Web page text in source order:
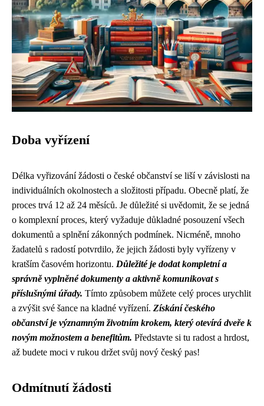
Doba vyřízení
Délka vyřizování žádosti o české občanství se liší v závislosti na
individuálních okolnostech a složitosti případu. Obecně platí, že
proces trvá 12 až 24 měsíců. Je důležité si uvědomit, že se jedná
o komplexní proces, který vyžaduje důkladné posouzení všech
dokumentů a splnění zákonných podmínek. Nicméně, mnoho
žadatelů s radostí potvrdilo, že jejich žádosti byly vyřízeny v
kratším časovém horizontu. Důležité je dodat kompletní a
správně vyplněné dokumenty a aktivně komunikovat s
příslušnými úřady. Tímto způsobem můžete celý proces urychlit
a zvýšit své šance na kladné vyřízení. Získání českého
občanství je významným životním krokem, který otevírá dveře k
novým možnostem a benefitům. Představte si tu radost a hrdost,
až budete moci v rukou držet svůj nový český pas!
Odmítnutí žádosti